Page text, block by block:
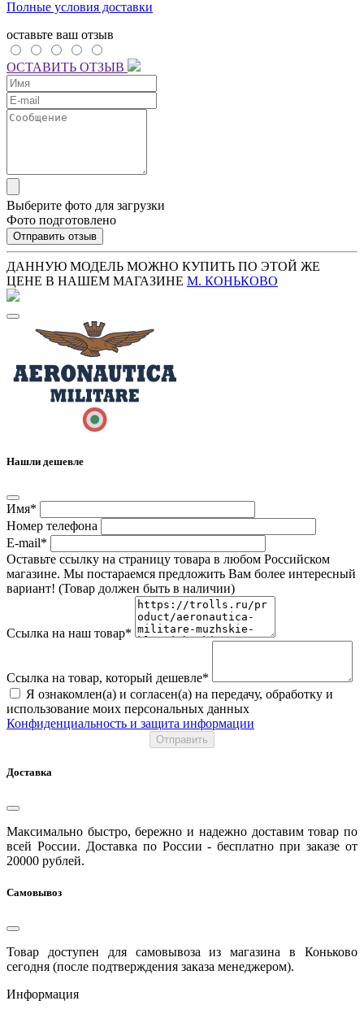
Полные условия доставки
оставьте ваш отзыв
ОСТАВИТЬ ОТЗЫВ
Выберите фото для загрузки
Фото подготовлено
Отправить отзыв
ДАННУЮ МОДЕЛЬ МОЖНО КУПИТЬ ПО ЭТОЙ ЖЕ
ЦЕНЕ В НАШЕМ МАГАЗИНЕ М. КОНЬКОВО
Нашли дешевле
Имя*
Номер телефона
E-mail*
Оставьте ссылку на страницу товара в любом Российском
магазине. Мы постараемся предложить Вам более интересный
вариант! (Товар должен быть в наличии)
Ссылка на наш товар*
Ссылка на товар, который дешевле*
Я ознакомлен(а) и согласен(а) на передачу, обработку и
использование моих персональных данных
Конфиденциальность и защита информации
Отправить
Доставка
Максимально быстро, бережно и надежно доставим товар по
всей России. Доставка по России - бесплатно при заказе от
20000 рублей.
Самовывоз
Товар доступен для самовывоза из магазина в Коньково
сегодня (после подтверждения заказа менеджером).
Информация